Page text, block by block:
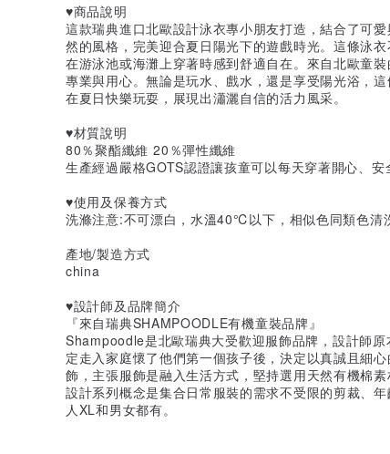
♥商品說明
這款瑞典進口北歐設計泳衣專小朋友打造，結合了可
然的風格，完美迎合夏日陽光下的遊戲時光。這條泳
在游泳池或海灘上穿著時感到舒適自在。來自北歐童
專業與用心。無論是玩水、戲水，還是享受陽光浴，
在夏日快樂玩耍，展現出瀟灑自信的活力風采。
♥材質說明
80％聚酯纖維 20％彈性纖維
生產經過嚴格GOTS認證讓孩童可以每天穿著開心、安
♥使用及保養方式
洗滌注意:不可漂白，水溫40℃以下，相似色同類色清
產地/製造方式
china
♥設計師及品牌簡介
『來自瑞典SHAMPOODLE有機童裝品牌』
Shampoodle是北歐瑞典大受歡迎服飾品牌，設計師
定走入家庭懷了他們第一個孩子後，決定以真誠且細
飾，主張服飾是融入生活方式，堅持選用天然有機棉素
設計系列概念是集合日常服裝的需求不受限的剪裁、
人XL和男女都有。